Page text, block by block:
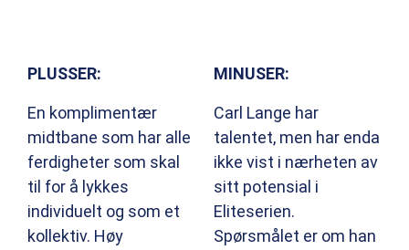
PLUSSER:
En komplimentær
midtbane som har alle
ferdigheter som skal
til for å lykkes
individuelt og som et
kollektiv. Høy
MINUSER:
Carl Lange har
talentet, men har enda
ikke vist i nærheten av
sitt potensial i
Eliteserien.
Spørsmålet er om han